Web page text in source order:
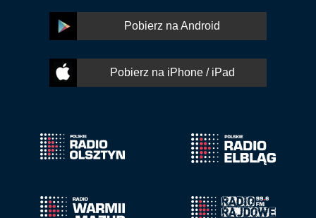
Pobierz na Android
Pobierz na iPhone / iPad